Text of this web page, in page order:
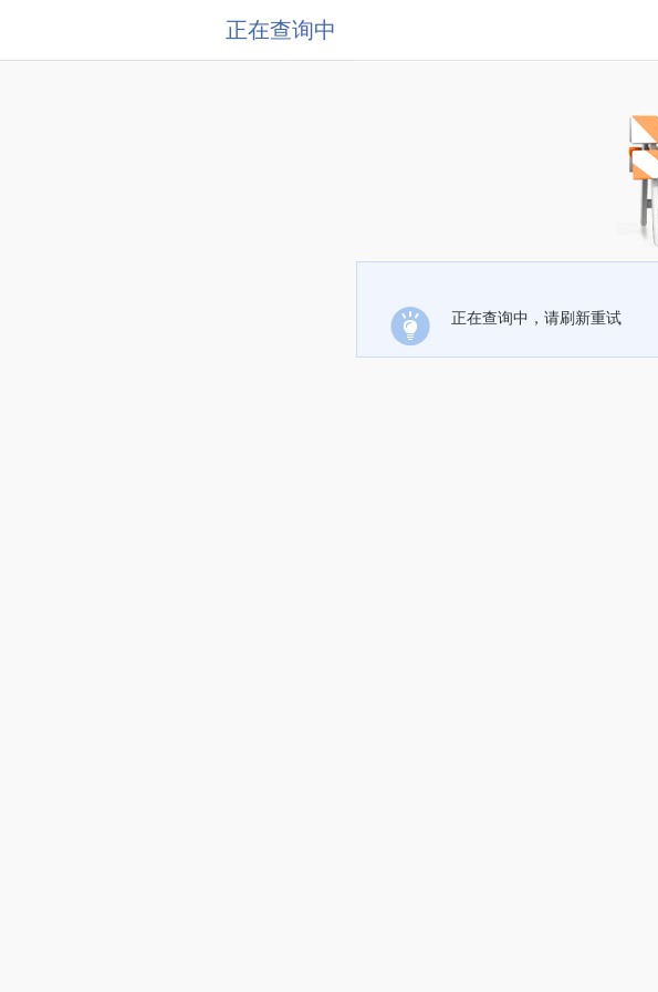
正在查询中
正在查询中，请刷新重试